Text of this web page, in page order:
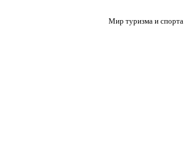
Мир туризма и спорта